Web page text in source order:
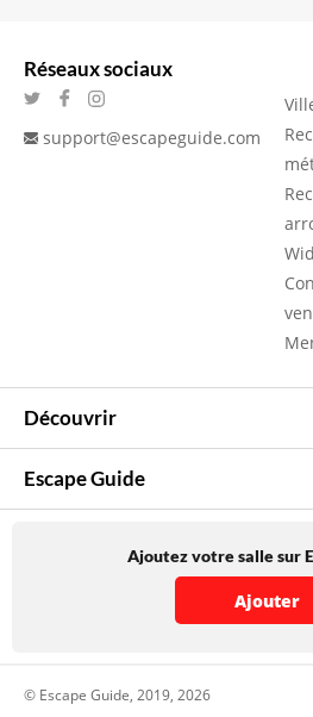
Réseaux sociaux
support@escapeguide.com
Découvrir
Escape Guide
Ajoutez votre salle sur
Ajouter
© Escape Guide, 2019, 2026